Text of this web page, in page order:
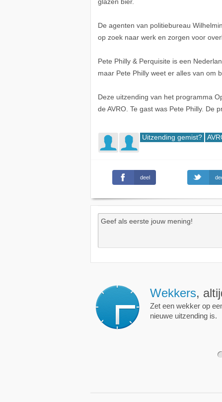
glazen bier.
De agenten van politiebureau
op zoek naar werk en zorgen voor
Pete Philly & Perquisite is een
maar Pete Philly weet er alles van om
Deze uitzending van het programma
de AVRO. Te gast was Pete Philly. De
Uitzending gemist?
deel
Wekkers,
Zet een wekker op
nieuwe uitzending is.